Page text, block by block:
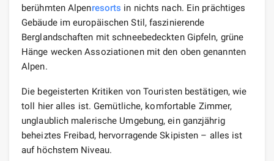
berühmten Alpenresorts in nichts nach. Ein prächtiges
Gebäude im europäischen Stil, faszinierende
Berglandschaften mit schneebedeckten Gipfeln, grüne
Hänge wecken Assoziationen mit den oben genannten
Alpen.
Die begeisterten Kritiken von Touristen bestätigen, wie
toll hier alles ist. Gemütliche, komfortable Zimmer,
unglaublich malerische Umgebung, ein ganzjährig
beheiztes Freibad, hervorragende Skipisten – alles ist
auf höchstem Niveau.